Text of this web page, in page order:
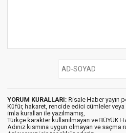
YORUM KURALLARI: Risale Haber yayın
Küfür, hakaret, rencide edici cümleler veya
imla kuralları ile yazılmamış,
Türkçe karakter kullanılmayan ve BÜYÜK
Adınız kısmına uygun olmayan ve saçma